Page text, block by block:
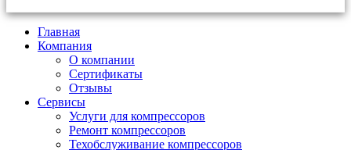
Главная
Компания
О компании
Сертификаты
Отзывы
Сервисы
Услуги для компрессоров
Ремонт компрессоров
Техобслуживание компрессоров